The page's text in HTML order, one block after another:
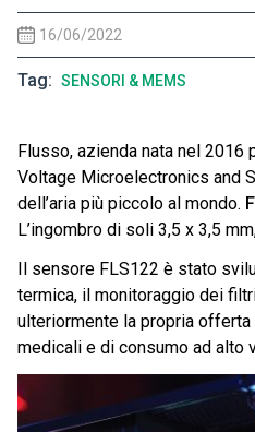
16/06/2022
Tag SENSORI & MEMS
Flusso, azienda nata nel 2016
Voltage Microelectronics and
dell’aria più piccolo al mondo.
L’ingombro di soli 3,5 x 3,5
Il sensore FLS122 è stato
termica, il monitoraggio dei
ulteriormente la propria
medicali e di consumo ad alto